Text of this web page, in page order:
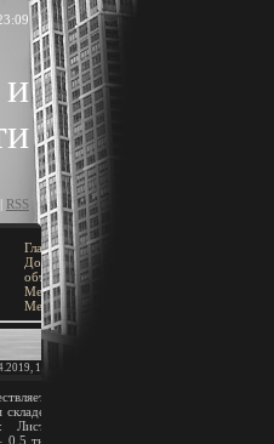
и
| RSS
Главная»
Доска
объявлений
Металлы
Металлопрокат
19:53
Лист
0,5 тн